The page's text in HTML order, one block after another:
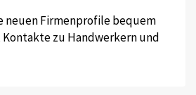
neuen Firmenprofile bequem
zu Handwerkern und